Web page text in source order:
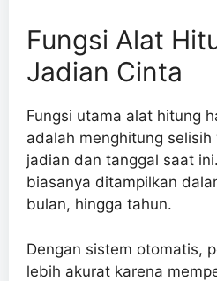
Fungsi Alat
Jadian Cinta
Fungsi utama alat hitung
adalah menghitung
jadian dan tanggal saat
biasanya ditampilkan
bulan, hingga tahun.
Dengan sistem otomatis,
lebih akurat karena